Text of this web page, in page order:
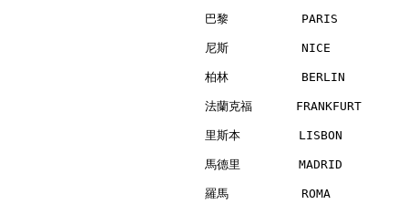
巴黎          PARIS
尼斯          NICE
柏林          BERLIN
法蘭克福
里斯本        LISBON
馬德里        MADRID
羅馬          ROMA